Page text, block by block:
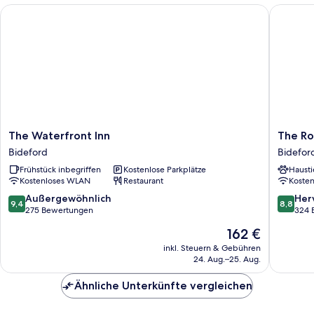
The
Waterfront
Inn
Bideford
The Waterfront Inn
Bideford
Frühstück inbegriffen
Kostenlose Parkplätze
Kostenloses WLAN
Restaurant
9.4
von
9,4 Außergewöhnlich
275 Bewertungen
Der
Preis
beträgt
162 €
inkl. Steuern & Gebühren
24. Aug.–25. Aug.
The Waterfront Inn
The
Royal
Hotel
The
8.8
von
8,8
324
The
Ähnliche Unterkünfte vergleichen